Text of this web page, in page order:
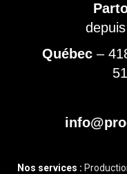
Québec –
Nos services :